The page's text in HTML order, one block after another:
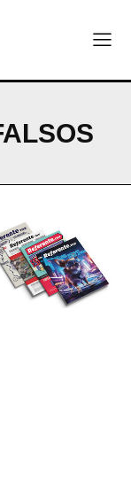
para
tecnología global
para el regreso
no tiene estas
para